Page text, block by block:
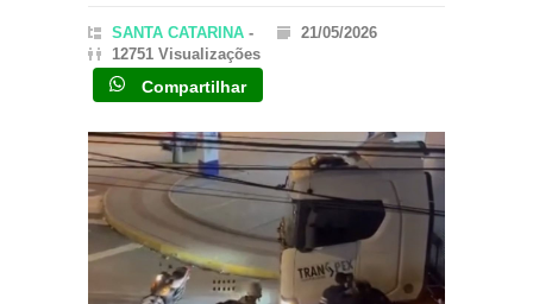
SANTA CATARINA -
21/05/2026
12751 Visualizações
Compartilhar